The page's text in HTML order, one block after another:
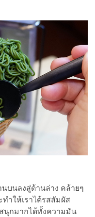
บนลงสู่ด้านล่าง คล้ายๆ
ทำให้เราได้รสสัมผัส
นุกมากได้ทั้งความมัน